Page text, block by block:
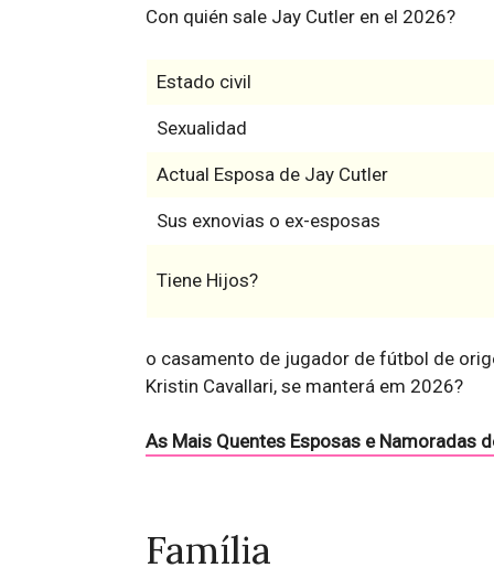
Con quién sale Jay Cutler en el 2026?
Estado civil
Sexualidad
Actual Esposa de Jay Cutler
Sus exnovias o ex-esposas
Tiene Hijos?
o casamento de jugador de fútbol de
Kristin Cavallari, se manterá em 2026?
As Mais Quentes Esposas e Namoradas
Família